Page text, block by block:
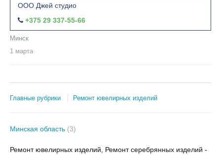
ООО Джей студио
+375 29 337-55-66
Минск
1 марта
Главные рубрики Ремонт ювелирных изделий
Минская область (3)
Ремонт ювелирных изделий, Ремонт серебрянных изделий -